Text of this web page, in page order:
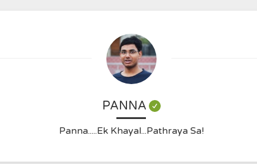
PANNA
Panna.....Ek Khayal...Pathraya Sa!